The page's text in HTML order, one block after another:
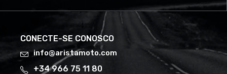
CONECTE-SE CONOSCO
info@aristamoto.com
+34 966 75 11 80